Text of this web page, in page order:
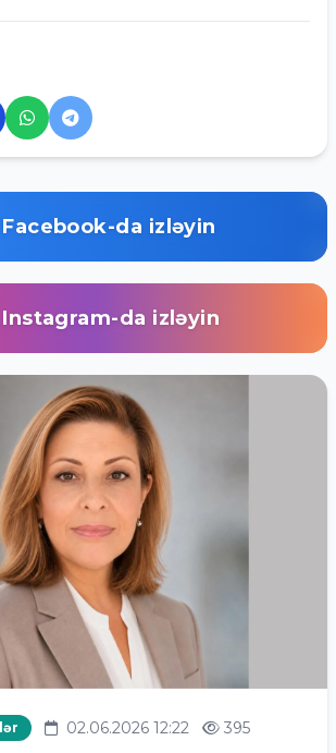
da izləyin
da izləyin
02.06.2026 12:22 395